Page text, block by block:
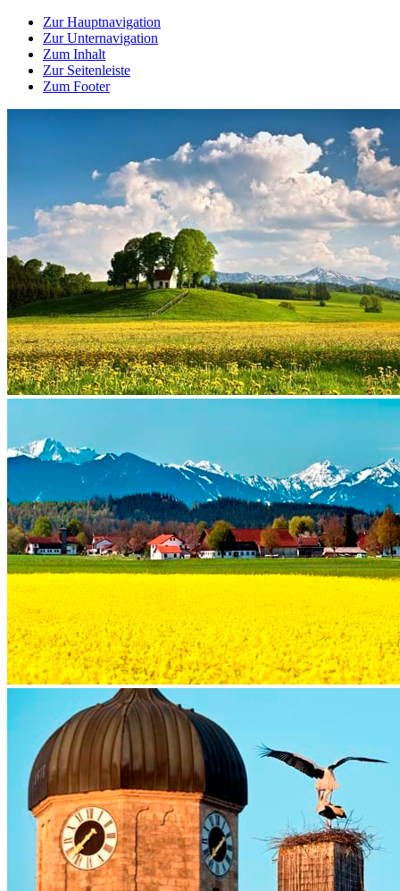
Zur Hauptnavigation
Zur Unternavigation
Zum Inhalt
Zur Seitenleiste
Zum Footer